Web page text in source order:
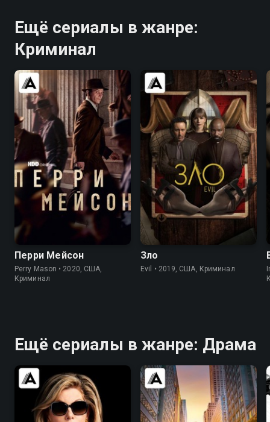
Ещё сериалы в жанре:
Криминал
Перри Мейсон
Perry Mason • 2020, США,
Криминал
7.7
Зло
Evil • 2019, США, Криминал
Ещё сериалы в жанре: Драма